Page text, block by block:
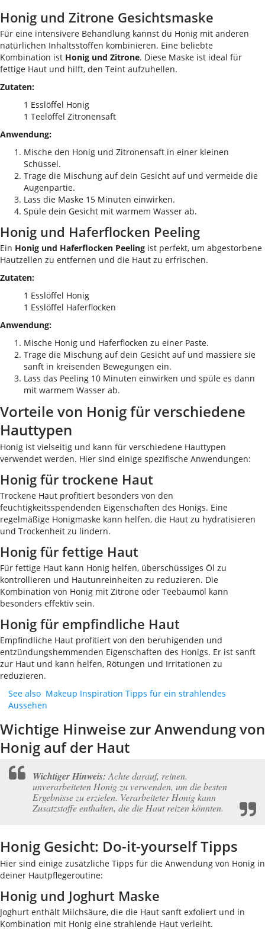
Honig und Zitrone Gesichtsmaske
Für eine intensivere Behandlung kannst du Honig mit anderen
natürlichen Inhaltsstoffen kombinieren. Eine beliebte
Kombination ist Honig und Zitrone. Diese Maske ist ideal für
fettige Haut und hilft, den Teint aufzuhellen.
Zutaten:
1 Esslöffel Honig
1 Teelöffel Zitronensaft
Anwendung:
Mische den Honig und Zitronensaft in einer kleinen
Schüssel.
Trage die Mischung auf dein Gesicht auf und vermeide die
Augenpartie.
Lass die Maske 15 Minuten einwirken.
Spüle dein Gesicht mit warmem Wasser ab.
Honig und Haferflocken Peeling
Ein Honig und Haferflocken Peeling ist perfekt, um abgestorbene
Hautzellen zu entfernen und die Haut zu erfrischen.
Zutaten:
1 Esslöffel Honig
1 Esslöffel Haferflocken
Anwendung:
Mische Honig und Haferflocken zu einer Paste.
Trage die Mischung auf dein Gesicht auf und massiere sie
sanft in kreisenden Bewegungen ein.
Lass das Peeling 10 Minuten einwirken und spüle es dann
mit warmem Wasser ab.
Vorteile von Honig für verschiedene
Hauttypen
Honig ist vielseitig und kann für verschiedene Hauttypen
verwendet werden. Hier sind einige spezifische Anwendungen:
Honig für trockene Haut
Trockene Haut profitiert besonders von den
feuchtigkeitsspendenden Eigenschaften des Honigs. Eine
regelmäßige Honigmaske kann helfen, die Haut zu hydratisieren
und Trockenheit zu lindern.
Honig für fettige Haut
Für fettige Haut kann Honig helfen, überschüssiges Öl zu
kontrollieren und Hautunreinheiten zu reduzieren. Die
Kombination von Honig mit Zitrone oder Teebaumöl kann
besonders effektiv sein.
Honig für empfindliche Haut
Empfindliche Haut profitiert von den beruhigenden und
entzündungshemmenden Eigenschaften des Honigs. Er ist sanft
zur Haut und kann helfen, Rötungen und Irritationen zu
reduzieren.
See also Makeup Inspiration Tipps für ein strahlendes
Aussehen
Wichtige Hinweise zur Anwendung von
Honig auf der Haut
Wichtiger Hinweis: Achte darauf, reinen,
unverarbeiteten Honig zu verwenden, um die besten
Ergebnisse zu erzielen. Verarbeiteter Honig kann
Zusatzstoffe enthalten, die die Haut reizen könnten.
Honig Gesicht: Do-it-yourself Tipps
Hier sind einige zusätzliche Tipps für die Anwendung von Honig in
deiner Hautpflegeroutine:
Honig und Joghurt Maske
Joghurt enthält Milchsäure, die die Haut sanft exfoliert und in
Kombination mit Honig eine strahlende Haut verleiht.